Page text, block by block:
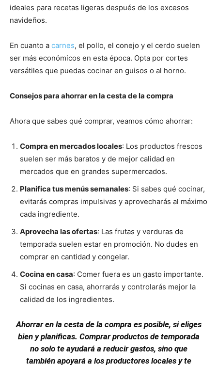
ideales para recetas ligeras después de los excesos
navideños.
En cuanto a carnes, el pollo, el conejo y el cerdo suelen
ser más económicos en esta época. Opta por cortes
versátiles que puedas cocinar en guisos o al horno.
Consejos para ahorrar en la cesta de la compra
Ahora que sabes qué comprar, veamos cómo ahorrar:
Compra en mercados locales: Los productos frescos
suelen ser más baratos y de mejor calidad en
mercados que en grandes supermercados.
Planifica tus menús semanales: Si sabes qué cocinar,
evitarás compras impulsivas y aprovecharás al máximo
cada ingrediente.
Aprovecha las ofertas: Las frutas y verduras de
temporada suelen estar en promoción. No dudes en
comprar en cantidad y congelar.
Cocina en casa: Comer fuera es un gasto importante.
Si cocinas en casa, ahorrarás y controlarás mejor la
calidad de los ingredientes.
Ahorrar en la cesta de la compra es posible, si eliges
bien y planificas. Comprar productos de temporada
no solo te ayudará a reducir gastos, sino que
también apoyará a los productores locales y te